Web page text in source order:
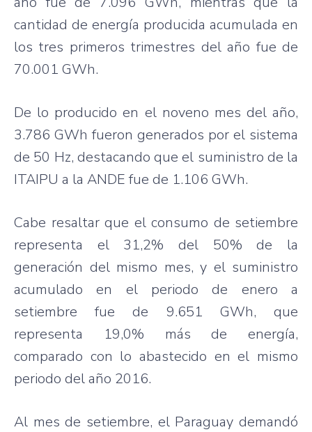
cantidad de energía producida acumulada en
los tres primeros trimestres del año fue de
70.001 GWh.
De lo producido en el noveno mes del año,
3.786 GWh fueron generados por el sistema
de 50 Hz, destacando que el suministro de la
ITAIPU a la ANDE fue de 1.106 GWh.
Cabe resaltar que el consumo de setiembre
representa el 31,2% del 50% de la
generación del mismo mes, y el suministro
acumulado en el periodo de enero a
setiembre fue de 9.651 GWh, que
representa 19,0% más de energía,
comparado con lo abastecido en el mismo
periodo del año 2016.
Al mes de setiembre, el Paraguay demandó